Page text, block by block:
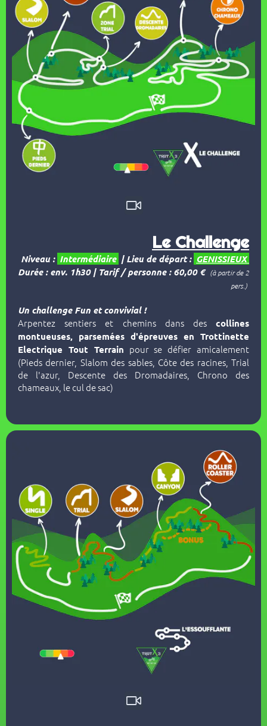
Le Challenge
Niveau : Intermédiaire | Lieu de départ : GENISSIEUX
Durée : env. 1h30 | Tarif / personne : 60,00 € (à partir de 2
pers.)
Un challenge Fun et convivial !
Arpentez sentiers et chemins dans des collines
montueuses, parsemées d'épreuves en Trottinette
Electrique Tout Terrain pour se défier amicalement
(Pieds dernier, Slalom des sables, Côte des racines, Trial
de l'azur, Descente des Dromadaires, Chrono des
chameaux, le cul de sac)